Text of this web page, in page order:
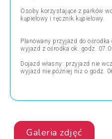
Osoby korzystające z parków
kąpielowy i ręcznik kąpielowy.
Planowany przyjazd do
wyjazd z ośrodka ok. godz.
Dojazd własny: przyjazd nie
wyjazd nie później niż o godz.
Galeria zdjęć